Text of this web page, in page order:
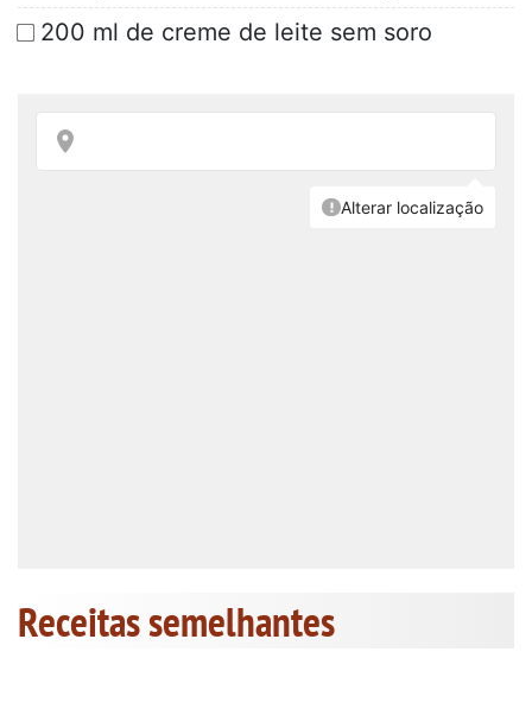
200 ml de creme de leite sem soro
Receitas semelhantes